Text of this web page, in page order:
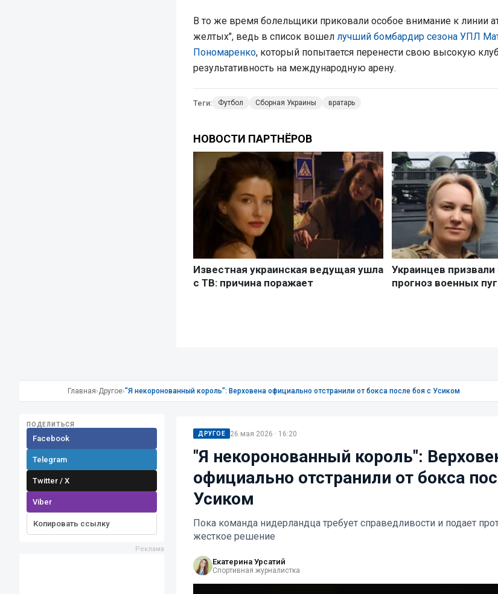
В то же время болельщики приковали особое внимание к линии
желтых", ведь в список вошел лучший бомбардир сезона УПЛ
Пономаренко, который попытается перенести свою высокую
результативность на международную арену.
Теги: Футбол Сборная Украины вратарь
Главная›Другое›"Я некоронованный король": Верховена официально отстранили от бокса после боя с Усиком
ПОДЕЛИТЬСЯ
Facebook
Telegram
Twitter / X
Viber
Копировать ссылку
ДРУГОЕ 26 мая 2026 · 16:20
"Я некоронованный король":
официально отстранили от бокса
Усиком
Пока команда нидерландца требует справедливости и подает
жесткое решение
Екатерина Урсатий
Спортивная журналистка